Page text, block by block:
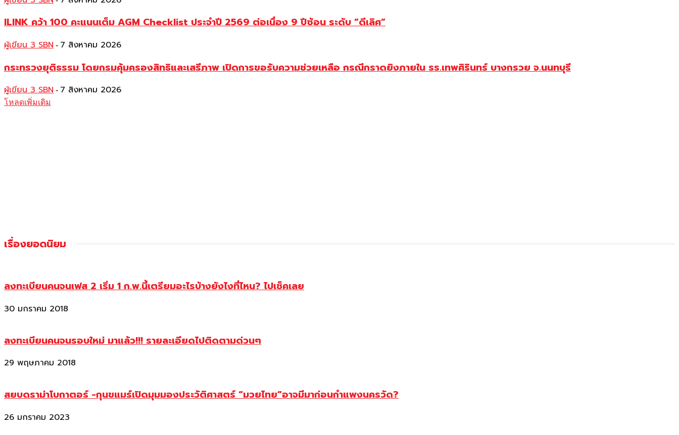
ILINK คว้า 100 คะแนนเต็ม AGM Checklist ประจำปี 2569 ต่อเนื่อง 9 ปีซ้อน ระดับ “ดีเลิศ”
ผู้เขียน 3 SBN - 7 สิงหาคม 2026
กระทรวงยุติธรรม โดยกรมคุ้มครองสิทธิและเสรีภาพ เปิดการขอรับความช่วยเหลือ กรณีกราดยิงภายใน รร.เทพศิรินทร์ บางกรวย จ.นนทบุรี
ผู้เขียน 3 SBN - 7 สิงหาคม 2026
โหลดเพิ่มเติม
เรื่องยอดนิยม
ลงทะเบียนคนจนเฟส 2 เริ่ม 1 ก.พ.นี้เตรียมอะไรบ้างยังไงที่ไหน? ไปเช็คเลย
30 มกราคม 2018
ลงทะเบียนคนจนรอบใหม่ มาแล้ว!!! รายละเอียดไปติดตามด่วนๆ
29 พฤษภาคม 2018
สยบดราม่าโบกาตอร์ -กุนขแมร์เปิดมุมมองประวัติศาสตร์ “มวยไทย”อาจมีมาก่อนกำแพงนครวัด?
26 มกราคม 2023